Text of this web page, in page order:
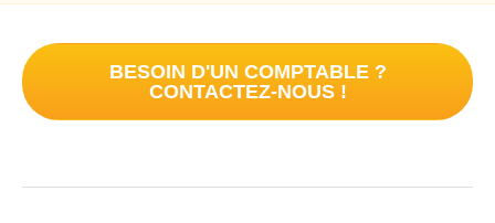
BESOIN D'UN COMPTABLE ?
CONTACTEZ-NOUS !